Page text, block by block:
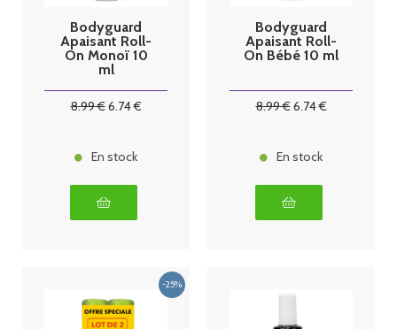
Bodyguard
Apaisant Roll-
On Monoï 10
ml
8.99€6.74€
En stock
Bodyguard
Apaisant Roll-
On Bébé 10 ml
8.99€6.74€
En stock